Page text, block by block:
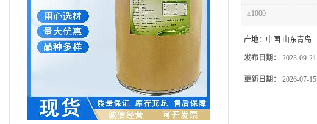
≥1000
产地： 中国 山东青岛
发布日期： 2023-09-21
更新日期： 2026-07-15